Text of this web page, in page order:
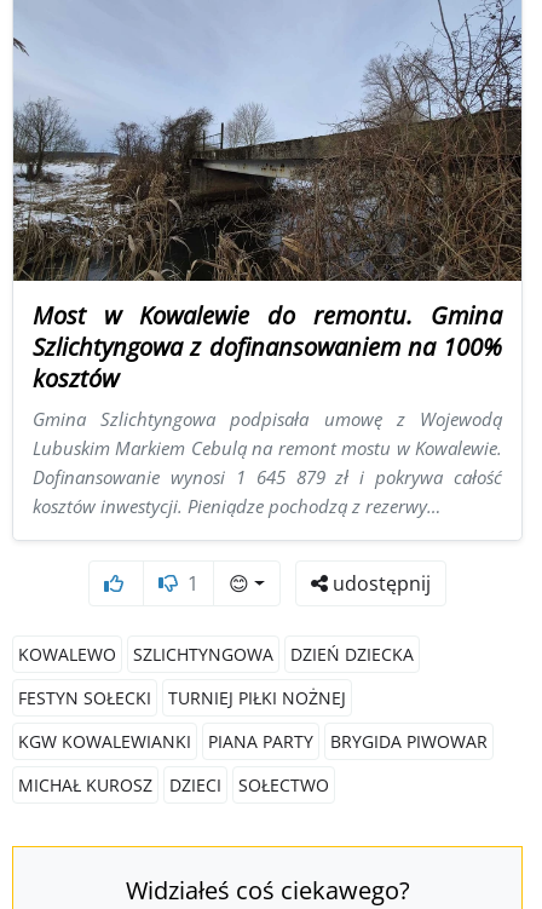
Most w Kowalewie do remontu. Gmina
Szlichtyngowa z dofinansowaniem na 100%
kosztów
Gmina Szlichtyngowa podpisała umowę z Wojewodą
Lubuskim Markiem Cebulą na remont mostu w Kowalewie.
Dofinansowanie wynosi 1 645 879 zł i pokrywa całość
kosztów inwestycji. Pieniądze pochodzą z rezerwy…
1 😊 udostępnij
KOWALEWO SZLICHTYNGOWA
DZIEŃ DZIECKA
FESTYN SOŁECKI
TURNIEJ PIŁKI NOŻNEJ
KGW KOWALEWIANKI
PIANA PARTY
BRYGIDA PIWOWAR
MICHAŁ KUROSZ
DZIECI SOŁECTWO
Widziałeś coś ciekawego?